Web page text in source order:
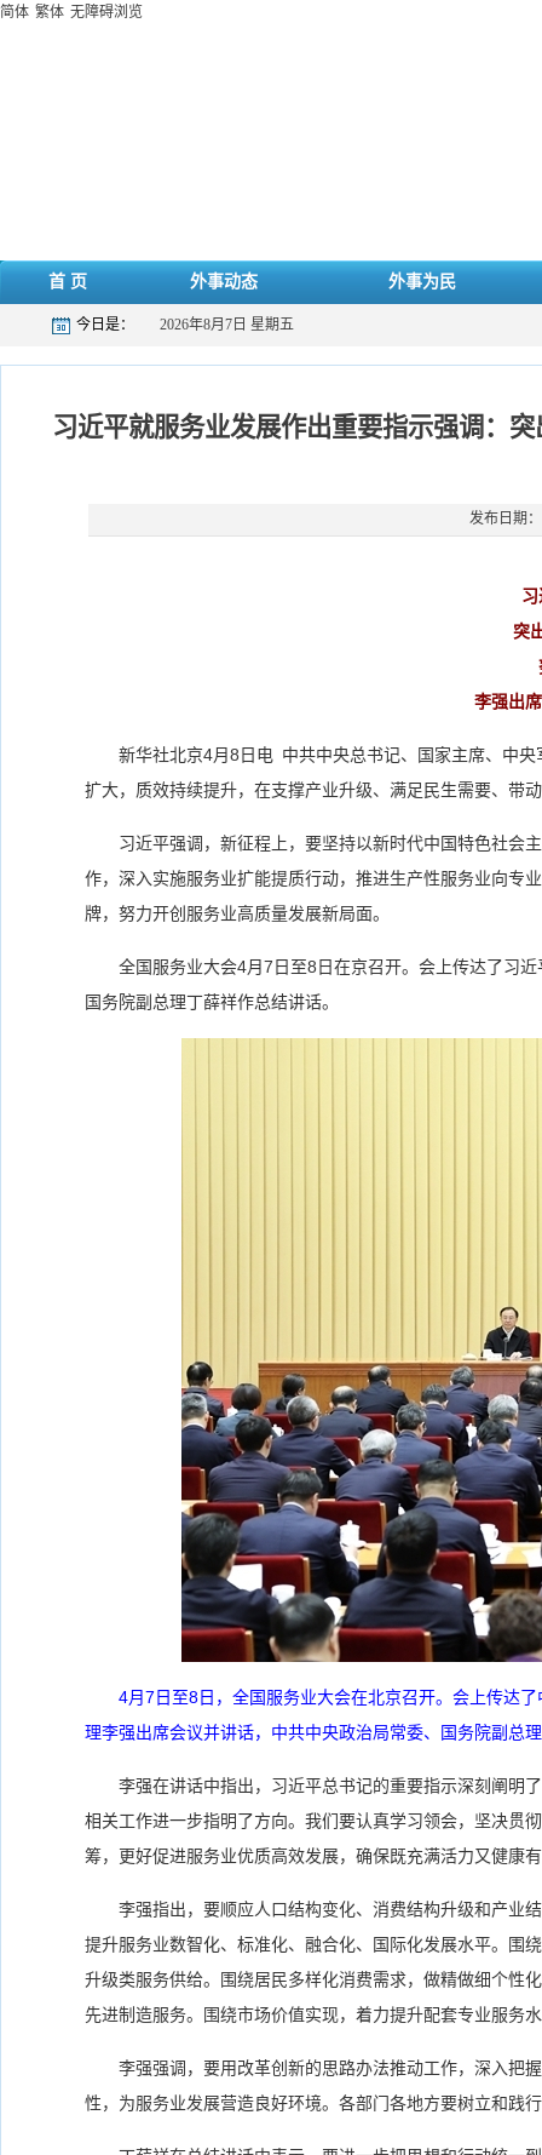
简体 繁体 无障碍浏览
首 页 外事动态 外事为民
今日是： 2026年8月7日 星期五
习近平就服务业发展作出重要指示强调：
发布日期
突
李强出
新华社北京4月8日电 中共中央总书记、国家主席、中
扩大，质效持续提升，在支撑产业升级、满足民生需要、带
习近平强调，新征程上，要坚持以新时代中国特色社会
作，深入实施服务业扩能提质行动，推进生产性服务业向专
牌，努力开创服务业高质量发展新局面。
全国服务业大会4月7日至8日在京召开。会上传达了习
国务院副总理丁薛祥作总结讲话。
4月7日至8日，全国服务业大会在北京召开。会上传达
理李强出席会议并讲话，中共中央政治局常委、国务院副总
李强在讲话中指出，习近平总书记的重要指示深刻阐明
相关工作进一步指明了方向。我们要认真学习领会，坚决贯
筹，更好促进服务业优质高效发展，确保既充满活力又健康
李强指出，要顺应人口结构变化、消费结构升级和产业
提升服务业数智化、标准化、融合化、国际化发展水平。围
升级类服务供给。围绕居民多样化消费需求，做精做细个性
先进制造服务。围绕市场价值实现，着力提升配套专业服务
李强强调，要用改革创新的思路办法推动工作，深入把
性，为服务业发展营造良好环境。各部门各地方要树立和践